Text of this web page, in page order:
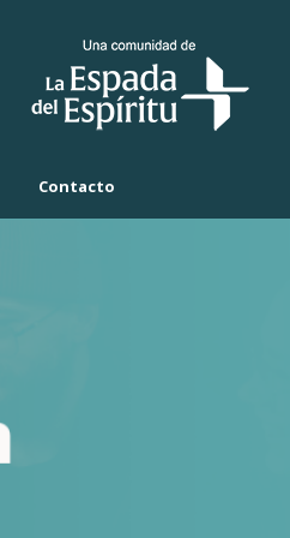
Contacto